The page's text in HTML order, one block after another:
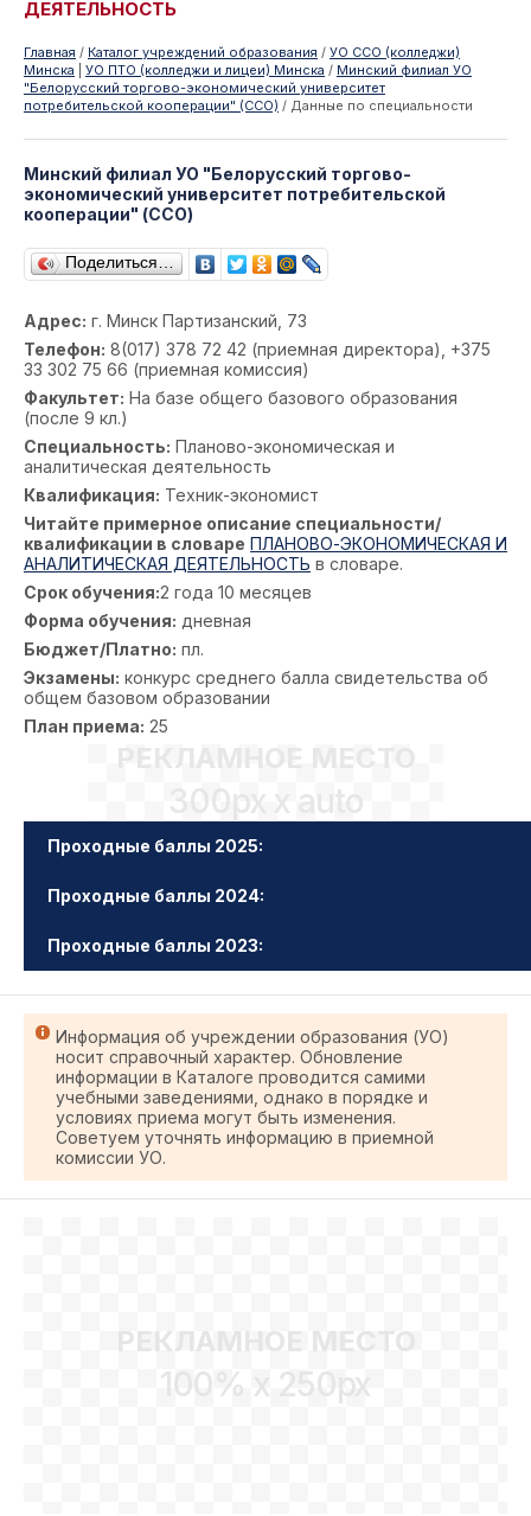
ДЕЯТЕЛЬНОСТЬ
Главная / Каталог учреждений образования / УО ССО (колледжи)
Минска
УО ПТО (колледжи и лицеи) Минска / Минский филиал УО
"Белорусский торгово-экономический университет
потребительской кооперации" (ССО) / Данные по специальности
Минский филиал УО "Белорусский торгово-
экономический университет потребительской
кооперации" (ССО)
Поделиться…
Адрес: г. Минск Партизанский, 73
Телефон: 8(017) 378 72 42 (приемная директора), +375
33 302 75 66 (приемная комиссия)
Факультет: На базе общего базового образования
(после 9 кл.)
Специальность: Планово-экономическая и
аналитическая деятельность
Квалификация: Техник-экономист
Читайте примерное описание специальности/
квалификации в словаре ПЛАНОВО-ЭКОНОМИЧЕСКАЯ И
АНАЛИТИЧЕСКАЯ ДЕЯТЕЛЬНОСТЬ в словаре.
Срок обучения:2 года 10 месяцев
Форма обучения: дневная
Бюджет/Платно: пл.
Экзамены: конкурс среднего балла свидетельства об
общем базовом образовании
План приема: 25
РЕКЛАМНОЕ МЕСТО
300px x auto
Проходные баллы 2025:
Проходные баллы 2024:
Проходные баллы 2023:
Информация об учреждении образования (УО)
носит справочный характер. Обновление
информации в Каталоге проводится самими
учебными заведениями, однако в порядке и
условиях приема могут быть изменения.
Советуем уточнять информацию в приемной
комиссии УО.
РЕКЛАМНОЕ МЕСТО
100% x 250px